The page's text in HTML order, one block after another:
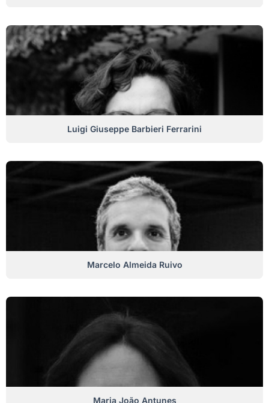
Luigi Giuseppe Barbieri Ferrarini
Marcelo Almeida Ruivo
Maria João Antunes